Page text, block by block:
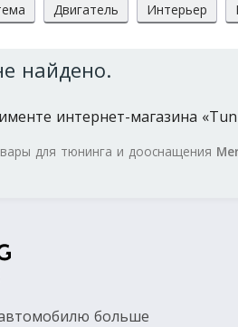
Двигатель Интерьер
найдено.
интернет-магазина
для тюнинга и дооснащения
больше